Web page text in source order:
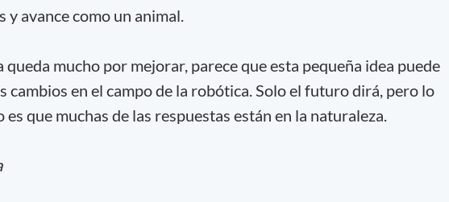
y avance como un animal.
mucho por mejorar, parece que esta pequeña idea puede
cambios en el campo de la robótica. Solo el futuro dirá, pero lo
es que muchas de las respuestas están en la naturaleza.